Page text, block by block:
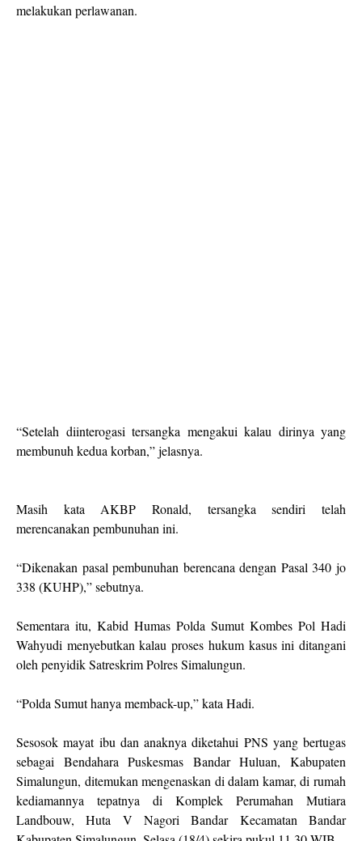
melakukan perlawanan.
“Setelah diinterogasi tersangka mengakui kalau dirinya yang
membunuh kedua korban,” jelasnya.
Masih kata AKBP Ronald, tersangka sendiri telah
merencanakan pembunuhan ini.
“Dikenakan pasal pembunuhan berencana dengan Pasal 340 jo
338 (KUHP),” sebutnya.
Sementara itu, Kabid Humas Polda Sumut Kombes Pol Hadi
Wahyudi menyebutkan kalau proses hukum kasus ini ditangani
oleh penyidik Satreskrim Polres Simalungun.
“Polda Sumut hanya memback-up,” kata Hadi.
Sesosok mayat ibu dan anaknya diketahui PNS yang bertugas
sebagai Bendahara Puskesmas Bandar Huluan, Kabupaten
Simalungun, ditemukan mengenaskan di dalam kamar, di rumah
kediamannya tepatnya di Komplek Perumahan Mutiara
Landbouw, Huta V Nagori Bandar Kecamatan Bandar